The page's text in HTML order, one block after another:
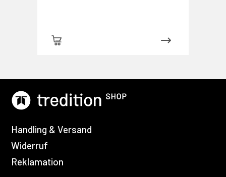
Handling & Versand
Widerruf
Reklamation